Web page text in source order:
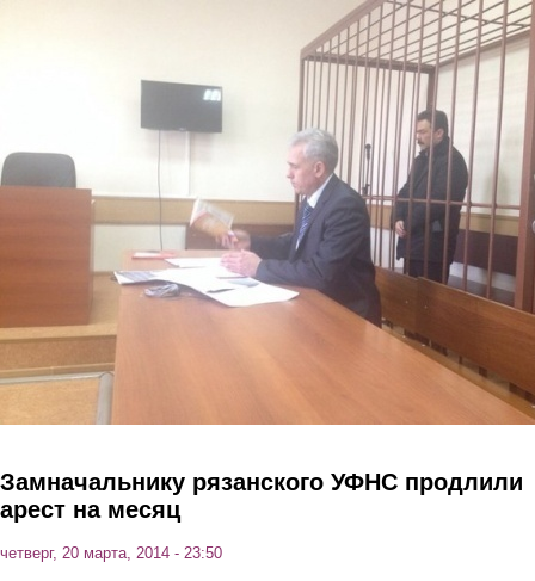
Замначальнику рязанского УФНС продлили
арест на месяц
четверг, 20 марта, 2014 - 23:50